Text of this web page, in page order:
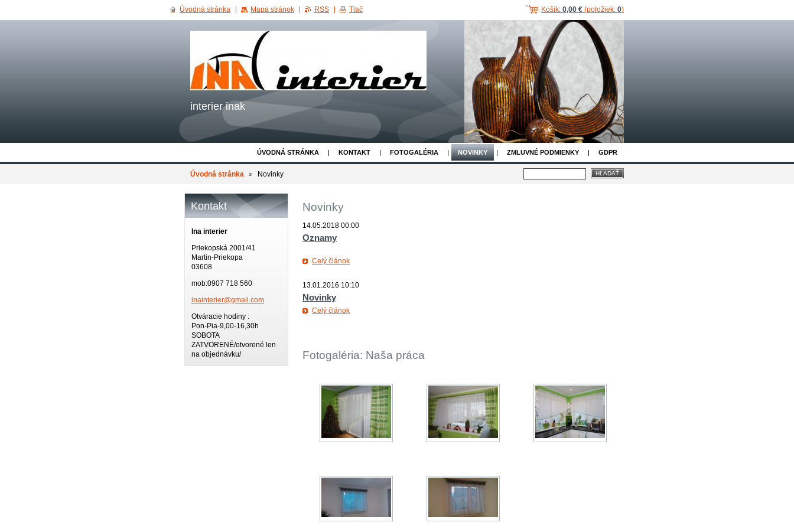
interier inak
ÚVODNÁ STRÁNKA KONTAKT FOTOGALÉRIA NOVINKY ZMLUVNÉ PODMIENKY GDPR
Úvodná stránka Novinky
Novinky
14.05.2018 00:00
Oznamy
Celý článok
13.01.2016 10:10
Novinky
Celý článok
Fotogaléria: Naša práca
Kontakt
Ina interier
Priekopská 2001/41
Martin-Priekopa
03608
mob:0907 718 560
inainterier@gmai l.com
Otváracie hodiny :
Pon-Pia-9,00-16,30h
SOBOTA
ZATVORENÉ/otvorené len
na objednávku/
Košík: 0,00 € (položiek: 0)
Úvodná stránka Mapa stránok RSS Tlač